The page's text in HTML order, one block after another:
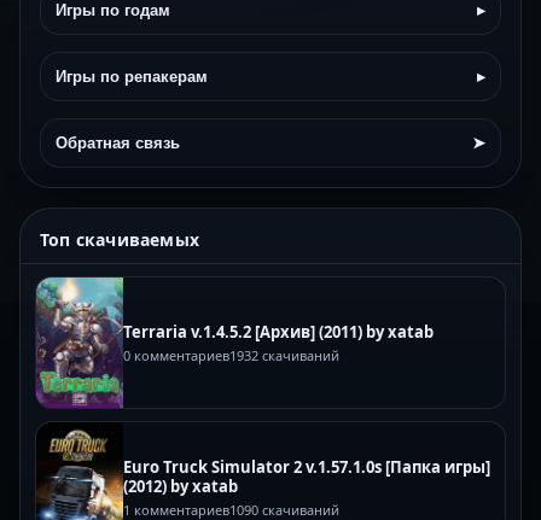
Игры по годам ▸
Игры по репакерам ▸
Обратная связь ➤
Топ скачиваемых
Terraria v.1.4.5.2 [Архив] (2011) by xatab
0 комментариев1932 скачиваний
Euro Truck Simulator 2 v.1.57.1.0s [Папка игры]
(2012) by xatab
1 комментариев1090 скачиваний